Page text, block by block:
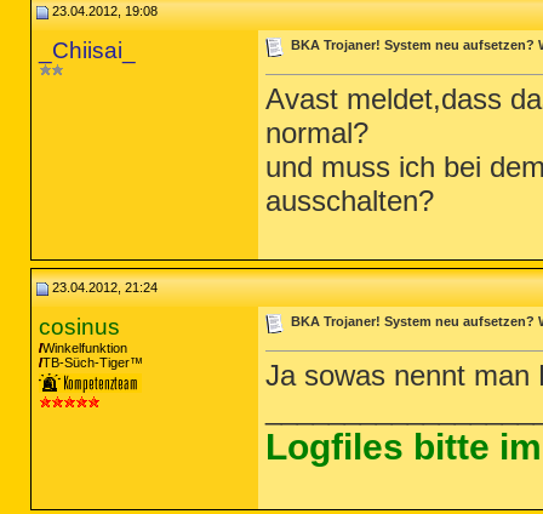
23.04.2012, 19:08
_Chiisai_ BKA Trojaner! System neu aufsetzen?
Avast meldet,dass
normal?
und muss ich bei
ausschalten?
23.04.2012, 21:24
cosinus
Winkelfunktion
TB-Süch-Tiger™
BKA Trojaner! System neu aufsetzen?
Ja sowas nennt man
Logfiles bitte